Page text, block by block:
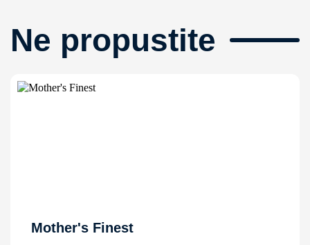
Ne propustite
Mother's Finest